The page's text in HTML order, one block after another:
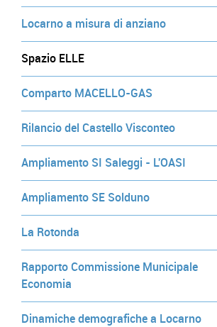
Locarno a misura di anziano
Spazio ELLE
Comparto MACELLO-GAS
Rilancio del Castello Visconteo
Ampliamento SI Saleggi - L'OASI
Ampliamento SE Solduno
La Rotonda
Rapporto Commissione Municipale
Economia
Dinamiche demografiche a Locarno